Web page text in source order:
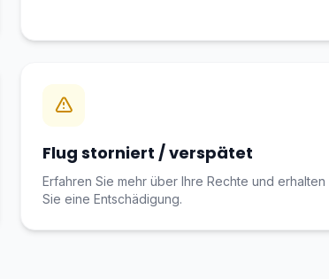
Flug storniert / verspätet
Erfahren Sie mehr über Ihre Rechte und erhalten
Sie eine Entschädigung.